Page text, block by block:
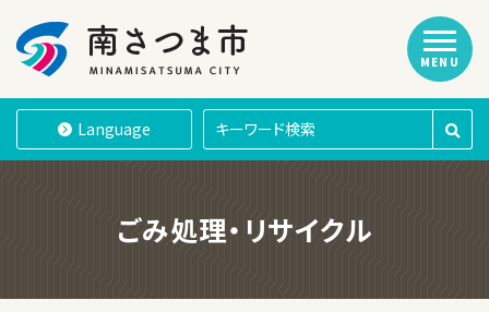
南さつま市
Language
MENU
ごみ処理・リサイクル